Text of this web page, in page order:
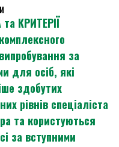
КРИТЕРІЇ
за
для осіб, які
здобутих
рівнів спеціаліста
та користуються
за вступними